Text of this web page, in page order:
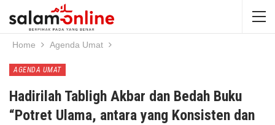
Home Agenda Umat
AGENDA UMAT
Hadirilah Tabligh Akbar dan Bedah Buku
“Potret Ulama, antara yang Konsisten dan